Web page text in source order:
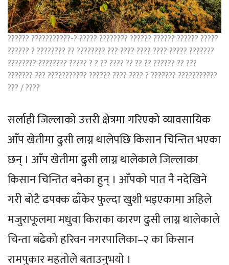
?????? ???????????-? ????? ???????? ?????? ?????? ?????? ?????
?????? ? ???????? ?? ???????? ??? ???? ???? ???? ????? ???????
???????? ???????? ????? ? ? ?? ???? ?? ?? ?? ?????? ?? ???
??????? ??? ??????????? ?????? ???? ???? ? ??????? ???????????
??? / ????
सर्लाही जिल्लाको उत्तरी क्षेत्रमा गरिएको व्यावसायिक
आँप खेतीमा ढुसी लाग्न थालेपछि किसान चिन्तित भएका
छन् । आँप खेतीमा ढुसी लाग्न थालेकाले जिल्लाका
किसान चिन्तित बनेका हुन् । आँपको पात नै नदेखिने
गरी बोटै ढपक्क ढाँकेर फुल्दा खुशी भइएकामा अहिले
मजुराफूलमा मधुवा किराका कारण ढुसी लाग्न थालेकाले
चिन्ता बढेको हरिवन नगरपालिका–२ का किसान
रामपुकार महतोले बताउनुभयो ।